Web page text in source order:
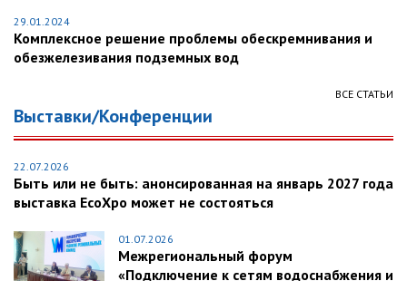
29.01.2024
Комплексное решение проблемы обескремнивания и
обезжелезивания подземных вод
ВСЕ СТАТЬИ
Выставки/Конференции
22.07.2026
Быть или не быть: анонсированная на январь 2027 года
выставка EcoXpo может не состояться
01.07.2026
Межрегиональный форум
«Подключение к сетям водоснабжения и